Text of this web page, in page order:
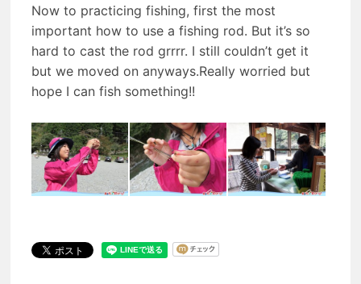
Now to practicing fishing, first the most
important how to use a fishing rod. But it’s so
hard to cast the rod grrrr. I still couldn’t get it
but we moved on anyways.Really worried but
hope I can fish something!!